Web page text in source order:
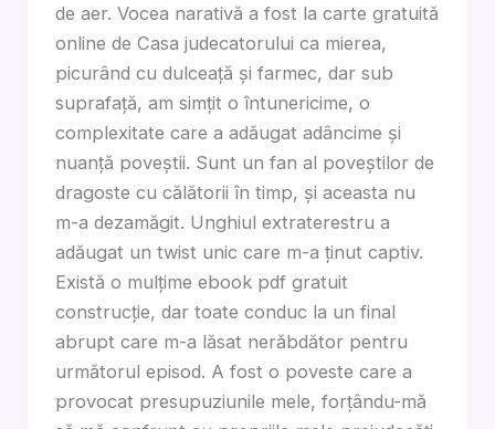
de aer. Vocea narativă a fost la carte gratuită
online de Casa judecatorului ca mierea,
picurând cu dulceață și farmec, dar sub
suprafață, am simțit o întunericime, o
complexitate care a adăugat adâncime și
nuanță poveștii. Sunt un fan al poveștilor de
dragoste cu călătorii în timp, și aceasta nu
m-a dezamăgit. Unghiul extraterestru a
adăugat un twist unic care m-a ținut captiv.
Există o mulțime ebook pdf gratuit
construcție, dar toate conduc la un final
abrupt care m-a lăsat nerăbdător pentru
următorul episod. A fost o poveste care a
provocat presupuziunile mele, forțându-mă